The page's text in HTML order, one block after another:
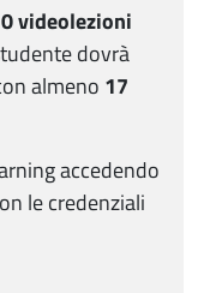
videolezioni
dovrà
almeno 17
accedendo
le credenziali